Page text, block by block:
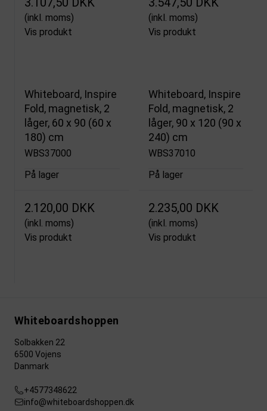
(inkl. moms)
Vis produkt
(inkl. moms)
Vis produkt
Whiteboard, Inspire
Fold, magnetisk, 2
låger, 60 x 90 (60 x
180) cm
WBS37000
På lager
2.120,00 DKK
(inkl. moms)
Vis produkt
Whiteboard, Inspire
Fold, magnetisk, 2
låger, 90 x 120 (90 x
240) cm
WBS37010
På lager
2.235,00 DKK
(inkl. moms)
Vis produkt
Whiteboardshoppen
Solbakken 22
6500 Vojens
Danmark
+4577348622
info@whiteboardshoppen.dk